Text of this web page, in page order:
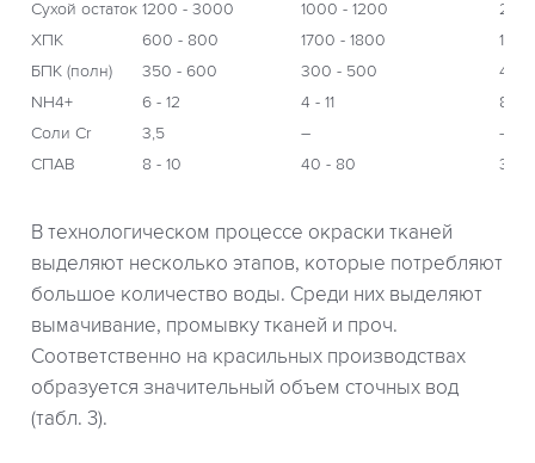
Сухой остаток 1200 - 3000 1000 - 1200
2100
ХПК
600 - 800 1700 - 1800
БПК (полн)
350 - 600 300 - 500
410
NH4+
6 - 12 4 - 11
8 -
Соли Cr
3,5 –
–
СПАВ
8 - 10 40 - 80 30 -
В технологическом процессе окраски тканей
выделяют несколько этапов, которые потребляют
большое количество воды. Среди них выделяют
вымачивание, промывку тканей и проч.
Соответственно на красильных производствах
образуется значительный объем сточных вод
(табл. 3).